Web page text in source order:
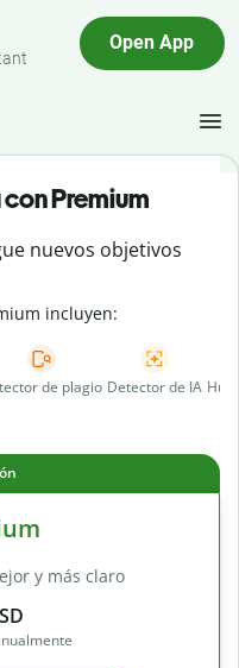
Open App
Premium
nuevos objetivos
incluyen:
de plagio Detector de IA
y más claro